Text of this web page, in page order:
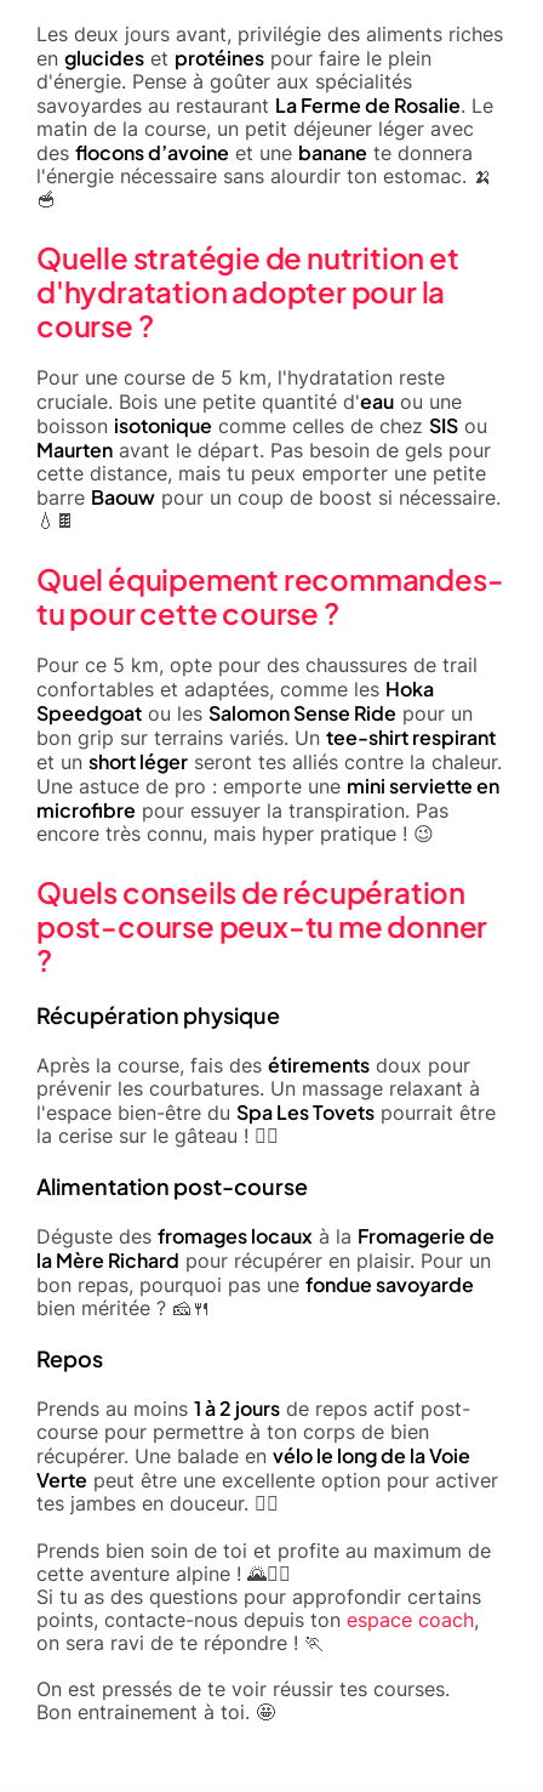
Les deux jours avant, privilégie des aliments riches
en glucides et protéines pour faire le plein
d'énergie. Pense à goûter aux spécialités
savoyardes au restaurant La Ferme de Rosalie. Le
matin de la course, un petit déjeuner léger avec
des flocons d’avoine et une banane te donnera
l'énergie nécessaire sans alourdir ton estomac. 🍌
🥣
Quelle stratégie de nutrition et
d'hydratation adopter pour la
course ?
Pour une course de 5 km, l'hydratation reste
cruciale. Bois une petite quantité d'eau ou une
boisson isotonique comme celles de chez SIS ou
Maurten avant le départ. Pas besoin de gels pour
cette distance, mais tu peux emporter une petite
barre Baouw pour un coup de boost si nécessaire.
💧🍫
Quel équipement recommandes-
tu pour cette course ?
Pour ce 5 km, opte pour des chaussures de trail
confortables et adaptées, comme les Hoka
Speedgoat ou les Salomon Sense Ride pour un
bon grip sur terrains variés. Un tee-shirt respirant
et un short léger seront tes alliés contre la chaleur.
Une astuce de pro : emporte une mini serviette en
microfibre pour essuyer la transpiration. Pas
encore très connu, mais hyper pratique ! 😉
Quels conseils de récupération
post-course peux-tu me donner
?
Récupération physique
Après la course, fais des étirements doux pour
prévenir les courbatures. Un massage relaxant à
l'espace bien-être du Spa Les Tovets pourrait être
la cerise sur le gâteau ! 🧖‍♂️
Alimentation post-course
Déguste des fromages locaux à la Fromagerie de
la Mère Richard pour récupérer en plaisir. Pour un
bon repas, pourquoi pas une fondue savoyarde
bien méritée ? 🧀🍴
Repos
Prends au moins 1 à 2 jours de repos actif post-
course pour permettre à ton corps de bien
récupérer. Une balade en vélo le long de la Voie
Verte peut être une excellente option pour activer
tes jambes en douceur. 🚴‍♂️
Prends bien soin de toi et profite au maximum de
cette aventure alpine ! 🌄🏃‍♂️
Si tu as des questions pour approfondir certains
points, contacte-nous depuis ton espace coach,
on sera ravi de te répondre ! 🏃
On est pressés de te voir réussir tes courses.
Bon entrainement à toi. 🤩